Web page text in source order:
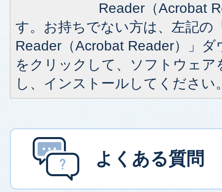
Reader（Acrobat
す。お持ちでない方は、左記の
Reader（Acrobat Reader）」
をクリックして、ソフトウェア
し、インストールしてください
よくある質問